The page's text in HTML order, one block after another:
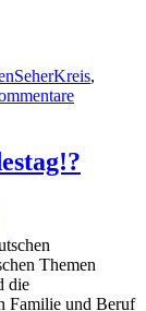
,
Themen
die
Familie und Beruf